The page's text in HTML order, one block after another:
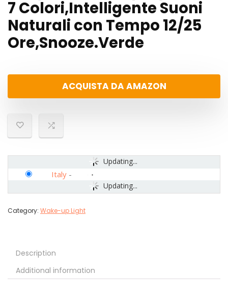
7 Colori,Intelligente Suoni
Naturali con Tempo 12/25
Ore,Snooze.Verde
ACQUISTA DA AMAZON
Updating...
Updating...
Italy -
Category: Wake-up Light
Description
Additional information